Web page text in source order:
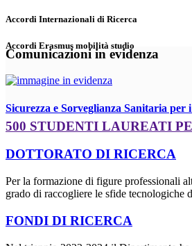
Accordi Internazionali di Ricerca
Accordi Erasmus mobilità studio
Comunicazioni in evidenza
Sicurezza e Sorveglianza Sanitaria
500 STUDENTI LAUREATI
DOTTORATO DI RICERCA
Per la formazione di figure professionali
grado di raccogliere le sfide tecnologiche
FONDI DI RICERCA